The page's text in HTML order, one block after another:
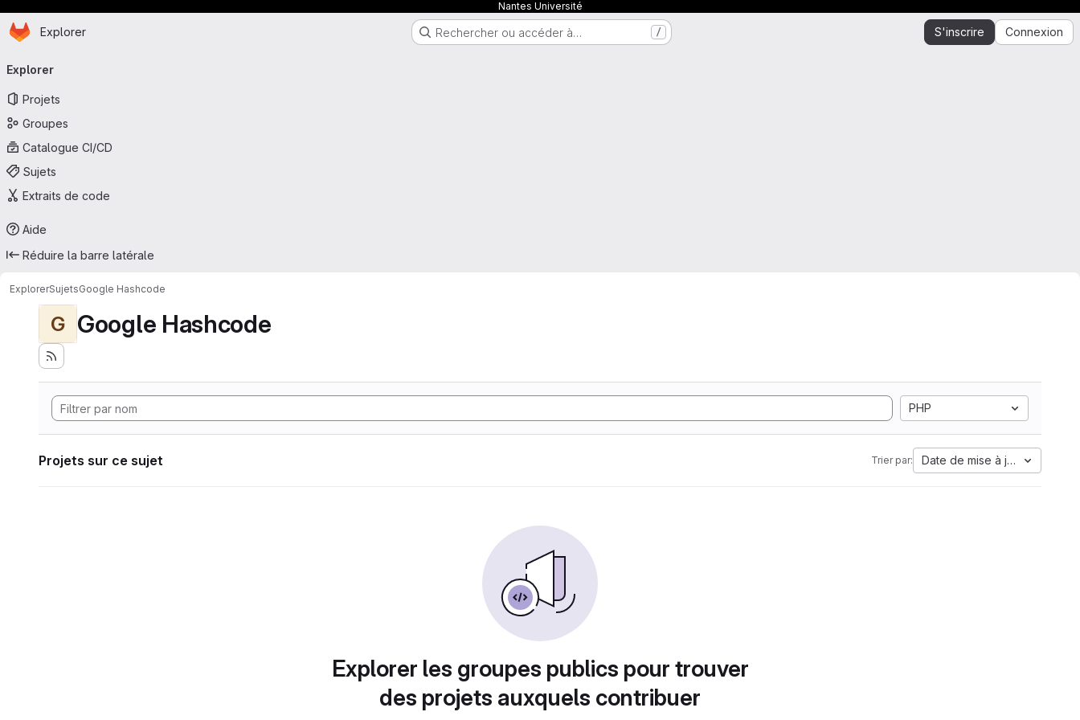
Nantes Université
Passer au contenu principal
Page d'accueil
Explorer Rechercher ou accéder à… / S'inscrire Connexion
principale
Explorer
Projets
Groupes
Catalogue CI/CD
Sujets
Extraits de code
Aide
Réduire la barre latérale
ExplorerSujetsGoogle Hashcode
G Google Hashcode
PHP
Projets sur ce sujet Trier par: Date de mise à jour
Explorer les groupes publics pour trouver
des projets auxquels contribuer